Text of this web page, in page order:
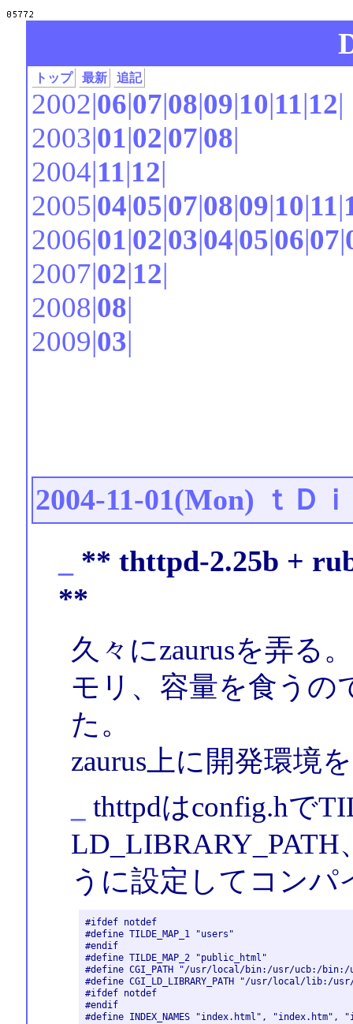
トップ 最新 追記
2002|06|07|08|09|10|11|12|
2003|01|02|07|08|
2004|11|12|
2005|04|05|07|08|09|10|11|
2006|01|02|03|04|05|06|07|
2007|02|12|
2008|08|
2009|03|
2004-11-01(Mon) ｔＤ
** thttpd-2.25b +
**
久々にzaurusを弄る
モリ、容量を食うの
た。
zaurus上に開発環境
thttpdはconfig.hで
うに設定してコンパ
#ifdef notdef
#define TILDE_MAP_1 "users"
#endif
#define TILDE_MAP_2 "public_html"
#define CGI_PATH "/usr/local/bin:/usr/ucb:/
#define CGI_LD_LIBRARY_PATH "/usr/local/lib:/
#ifdef notdef
#endif
#define INDEX_NAMES "index.html",